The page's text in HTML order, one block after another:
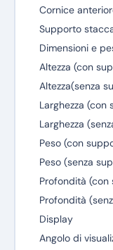
Cornice
Supporto
Dimensioni e
Altezza (con
Altezza(senza
Larghezza (con
Larghezza
Peso (con
Peso (senza
Profondità (con
Profondità
Display
Angolo di